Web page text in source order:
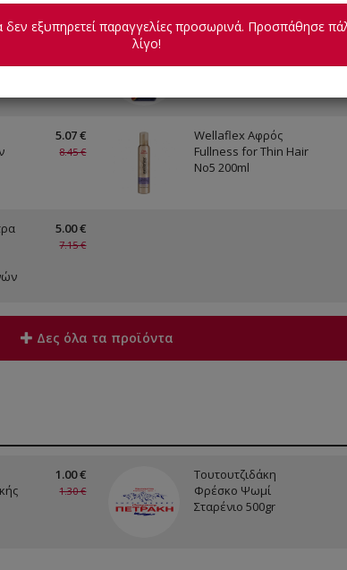
5.07 €
8.45 €
Wellaflex Αφρός
Fullness for Thin Hair
No5 200ml
5.00 €
7.15 €
Δες όλα τα προϊόντα
1.00 €
1.30 €
Τουτουτζιδάκη
Φρέσκο Ψωμί
Σταρένιο 500gr
δεν εξυπηρετεί παραγγελίες προσωρινά. Προσπάθησε
λίγο!